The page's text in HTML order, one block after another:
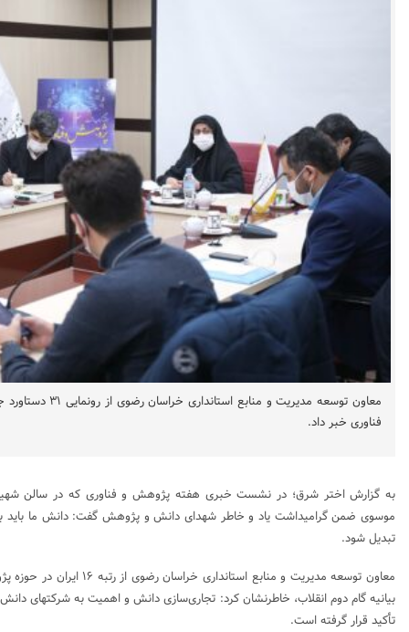
معاون توسعه مدیریت
فناوری خبر داد.
به گزارش اختر شرق؛ در نشست خبری هفته پژوهش و فناوری که در سالن شهید
موسوی ضمن گرامیداشت یاد و خاطر شهدای دانش و پژوهش گفت: دانش ما باید
تبدیل شود.
معاون توسعه مدیریت و منابع
بیانیه گام دوم انقلاب، خاطرنشان کرد: تجاری‌سازی دانش و اهمیت به شرکتهای دانش
تأکید قرار گرفته است.